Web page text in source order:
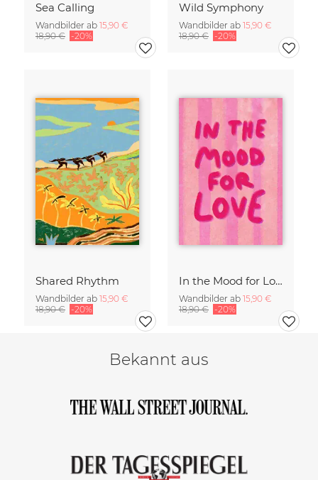
Sea Calling
Wandbilder ab 15,90 €
18,90 € -20%
Wild Symphony
Wandbilder ab 15,90 €
18,90 € -20%
Shared Rhythm
Wandbilder ab 15,90 €
18,90 € -20%
In the Mood for Love - Handlettering
Wandbilder ab 15,90 €
18,90 € -20%
Bekannt aus